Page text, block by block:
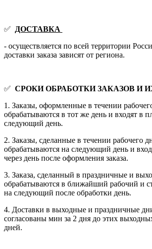
✅
ДОСТАВКА
- осуществляется по всей территории
доставки заказа зависят от региона.
✅ СРОКИ ОБРАБОТКИ ЗАКАЗОВ И
1. Заказы, оформленные в течении
обрабатываются в тот же день и входят в
следующий день.
2. Заказы, сделанные в течении рабочего
обрабатываются на следующий день и
через день после оформления заказа.
3. Заказа, сделанный в праздничные и
обрабатываются в ближайший рабочий и
на следующий после обработки день.
4. Доставки в выходные и праздничные
согласованы мин за 2 дня до этих
дней.